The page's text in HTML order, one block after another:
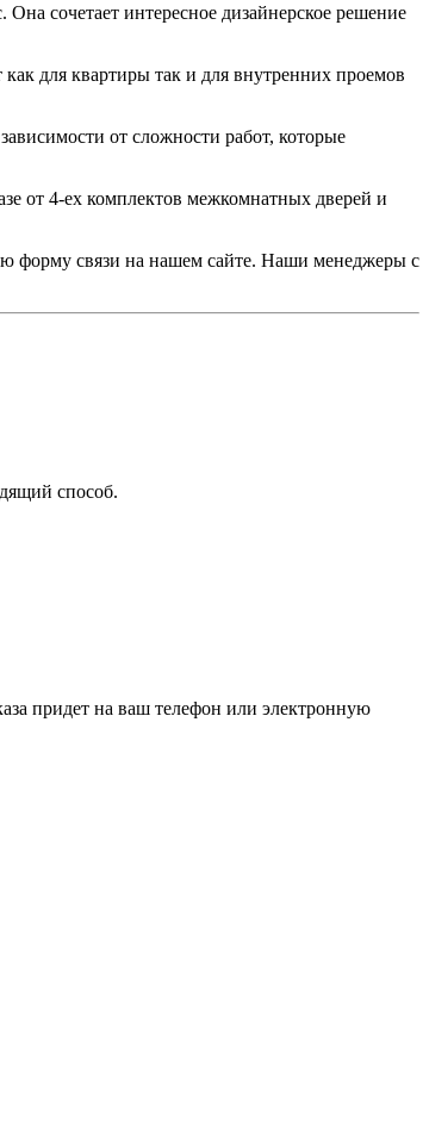
сочетает интересное дизайнерское решение
для квартиры так и для внутренних проемов
от сложности работ, которые
от 4-ех комплектов межкомнатных дверей и
форму связи на нашем сайте. Наши менеджеры с
способ.
придет на ваш телефон или электронную